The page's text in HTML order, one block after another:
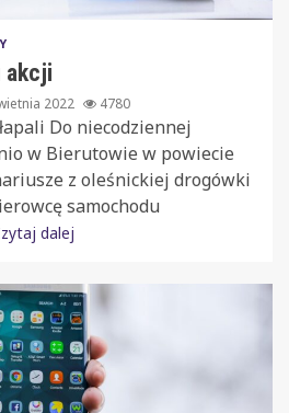
akcji
2022 4780
Do niecodziennej
w Bierutowie w powiecie
z oleśnickiej drogówki
samochodu
dalej